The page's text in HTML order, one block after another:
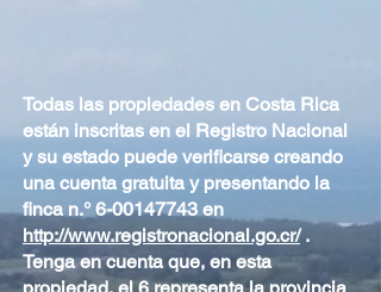
Todas las propiedades en Costa Rica
están inscritas en el Registro Nacional
y su estado puede verificarse creando
una cuenta gratuita y presentando la
finca n.° 6-00147743 en
http://www.registronacional.go.cr/.
Tenga en cuenta que, en esta